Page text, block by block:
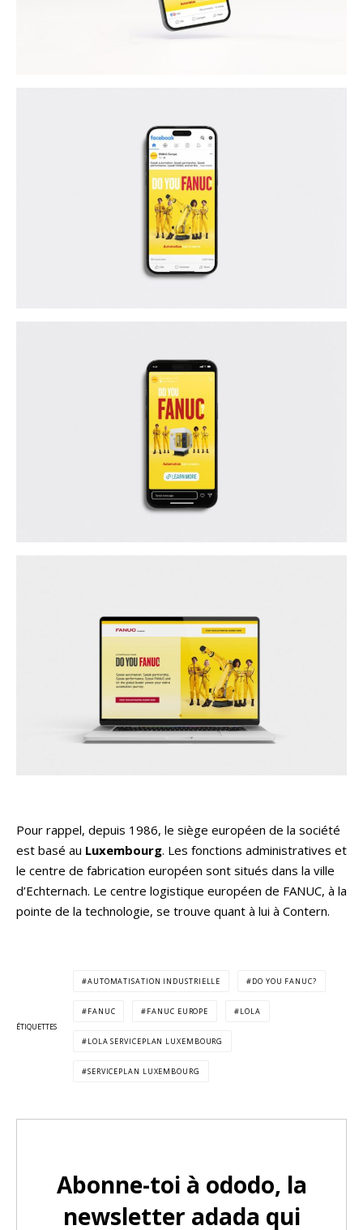
Pour rappel, depuis 1986, le siège européen de la société
est basé au Luxembourg. Les fonctions administratives et
le centre de fabrication européen sont situés dans la ville
d’Echternach. Le centre logistique européen de FANUC, à la
pointe de la technologie, se trouve quant à lui à Contern.
ÉTIQUETTES
AUTOMATISATION INDUSTRIELLE DO YOU FANUC?
FANUC FANUC EUROPE LOLA
LOLA SERVICEPLAN LUXEMBOURG
SERVICEPLAN LUXEMBOURG